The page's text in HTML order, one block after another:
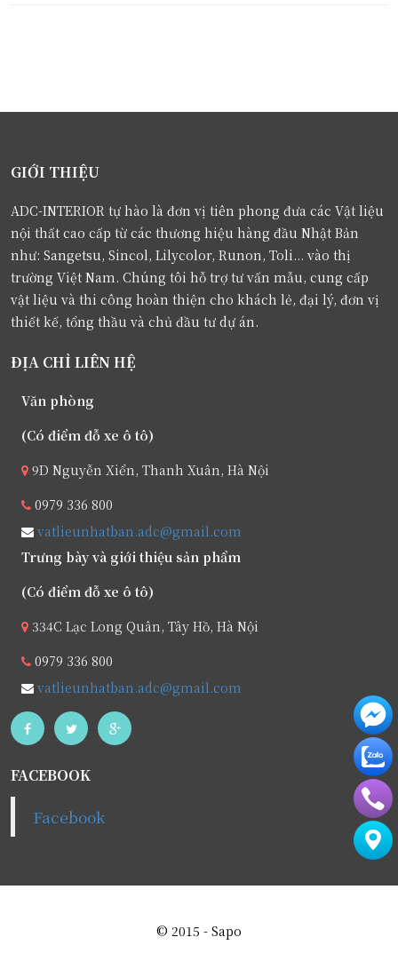
GIỚI THIỆU
ADC-INTERIOR tự hào là đơn vị tiên phong đưa các Vật liệu
nội thất cao cấp từ các thương hiệu hàng đầu Nhật Bản
như: Sangetsu, Sincol, Lilycolor, Runon, Toli... vào thị
trường Việt Nam. Chúng tôi hỗ trợ tư vấn mẫu, cung cấp
vật liệu và thi công hoàn thiện cho khách lẻ, đại lý, đơn vị
thiết kế, tổng thầu và chủ đầu tư dự án.
ĐỊA CHỈ LIÊN HỆ
Văn phòng
(Có điểm đỗ xe ô tô)
9D Nguyễn Xiển, Thanh Xuân, Hà Nội
0979 336 800
vatlieunhatban.adc@gmail.com
Trưng bày và giới thiệu sản phẩm
(Có điểm đỗ xe ô tô)
334C Lạc Long Quân, Tây Hồ, Hà Nội
0979 336 800
vatlieunhatban.adc@gmail.com
FACEBOOK
© 2015 - Sapo